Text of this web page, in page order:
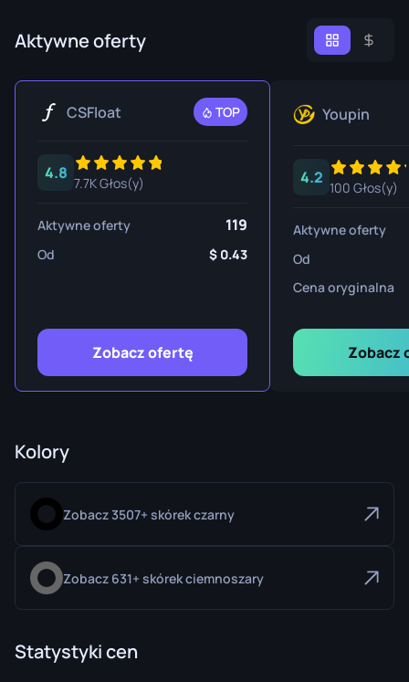
Aktywne oferty
CSFloat TOP
4.8
7.7K Głos(y)
Aktywne oferty 119
Od 0.43
Zobacz ofertę
Youpin
4.2
100 Głos(y)
Aktywne oferty
Od
Cena oryginalna
Zobacz
Kolory
Zobacz 3507+ skórek czarny
Zobacz 631+ skórek ciemnoszary
Statystyki cen